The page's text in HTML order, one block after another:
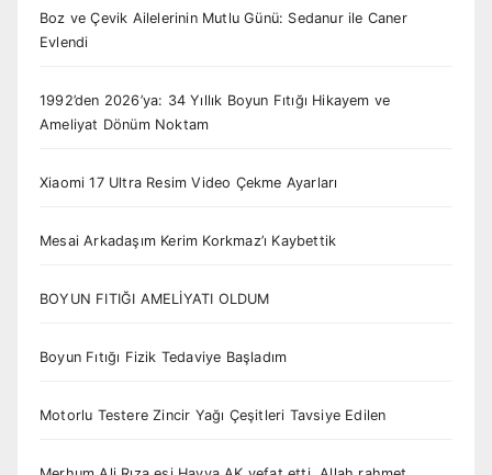
Boz ve Çevik Ailelerinin Mutlu Günü: Sedanur ile Caner
Evlendi
1992’den 2026’ya: 34 Yıllık Boyun Fıtığı Hikayem ve
Ameliyat Dönüm Noktam
Xiaomi 17 Ultra Resim Video Çekme Ayarları
Mesai Arkadaşım Kerim Korkmaz’ı Kaybettik
BOYUN FITIĞI AMELİYATI OLDUM
Boyun Fıtığı Fizik Tedaviye Başladım
Motorlu Testere Zincir Yağı Çeşitleri Tavsiye Edilen